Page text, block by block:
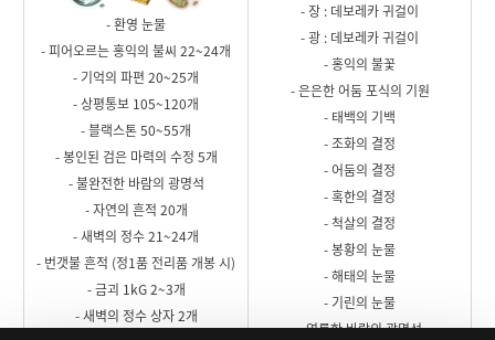
- 환영 눈물
- 피어오르는 홍익의 불씨 22~24개
- 기억의 파편 20~25개
- 상평통보 105~120개
- 블랙스톤 50~55개
- 봉인된 검은 마력의 수정 5개
- 불완전한 바람의 광명석
- 자연의 흔적 20개
- 새벽의 정수 21~24개
- 번갯불 흔적 (정1품 전리품 개봉 시)
- 금괴 1kG 2~3개
- 새벽의 정수 상자 2개
- 장 : 데보레카 귀걸이
- 광 : 데보레카 귀걸이
- 홍익의 불꽃
- 은은한 어둠 포식의 기원
- 태백의 기백
- 조화의 결정
- 어둠의 결정
- 혹한의 결정
- 척살의 결정
- 봉황의 눈물
- 해태의 눈물
- 기린의 눈물
- 영롱한 바람의 광명석